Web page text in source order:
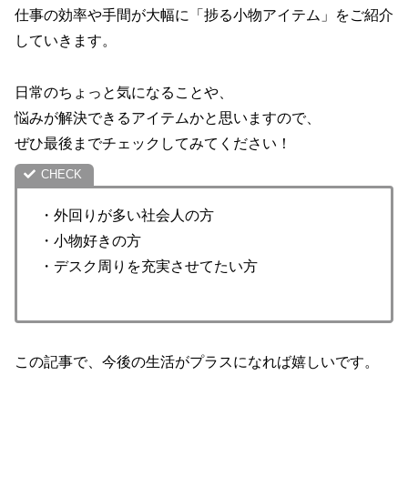
仕事の効率や手間が大幅に「捗る小物アイテム」をご紹介
していきます。
日常のちょっと気になることや、
悩みが解決できるアイテムかと思いますので、
ぜひ最後までチェックしてみてください！
・外回りが多い社会人の方
・小物好きの方
・デスク周りを充実させてたい方
この記事で、今後の生活がプラスになれば嬉しいです。